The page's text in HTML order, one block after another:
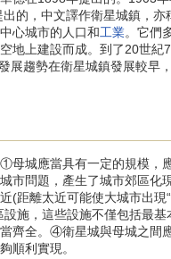
的，中文譯作衛星城鎮，亦
心城市的人口和工業。它們
地上建設而成。到了20世
趨勢在衛星城鎮發展較早
應當具有一定的規模，應
市問題，產生了城市郊區
(距離太近可能使大城市出
施，這些設施不僅包括最基
齊全。④衛星城與母城之間
順利實現。